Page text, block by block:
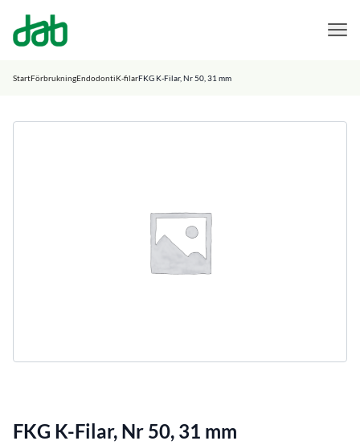
DAB Dental
StartFörbrukningEndodontiK-filarFKG K-Filar, Nr 50, 31 mm
FKG K-Filar, Nr 50, 31 mm